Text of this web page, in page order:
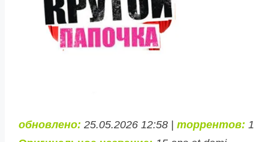
обновлено: 25.05.2026 12:58 | торрентов: 1